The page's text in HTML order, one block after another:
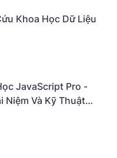
Khoa Học Dữ Liệu
JavaScript Pro -
Niệm Và Kỹ Thuật
A]